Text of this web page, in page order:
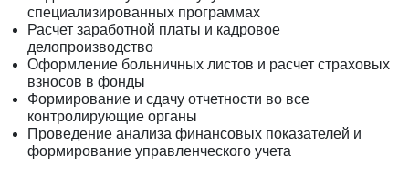
специализированных программах
Расчет заработной платы и кадровое
делопроизводство
Оформление больничных листов и расчет страховых
взносов в фонды
Формирование и сдачу отчетности во все
контролирующие органы
Проведение анализа финансовых показателей и
формирование управленческого учета